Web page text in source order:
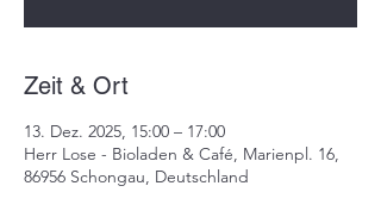
Zeit & Ort
13. Dez. 2025, 15:00 – 17:00
Herr Lose - Bioladen & Café, Marienpl. 16,
86956 Schongau, Deutschland